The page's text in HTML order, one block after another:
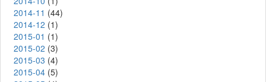
2014-11 (44)
2014-12 (1)
2015-01 (1)
2015-02 (3)
2015-03 (4)
2015-04 (5)